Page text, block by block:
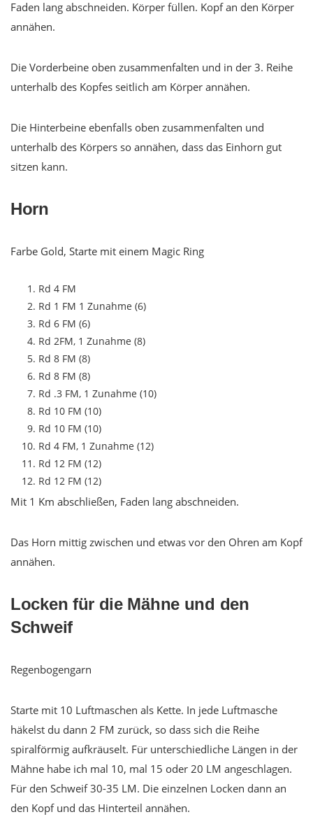
Faden lang abschneiden. Körper füllen. Kopf an den Körper
annähen.
Die Vorderbeine oben zusammenfalten und in der 3. Reihe
unterhalb des Kopfes seitlich am Körper annähen.
Die Hinterbeine ebenfalls oben zusammenfalten und
unterhalb des Körpers so annähen, dass das Einhorn gut
sitzen kann.
Horn
Farbe Gold, Starte mit einem Magic Ring
Rd 4 FM
Rd 1 FM 1 Zunahme (6)
Rd 6 FM (6)
Rd 2FM, 1 Zunahme (8)
Rd 8 FM (8)
Rd 8 FM (8)
Rd .3 FM, 1 Zunahme (10)
Rd 10 FM (10)
Rd 10 FM (10)
Rd 4 FM, 1 Zunahme (12)
Rd 12 FM (12)
Rd 12 FM (12)
Mit 1 Km abschließen, Faden lang abschneiden.
Das Horn mittig zwischen und etwas vor den Ohren am Kopf
annähen.
Locken für die Mähne und den
Schweif
Regenbogengarn
Starte mit 10 Luftmaschen als Kette. In jede Luftmasche
häkelst du dann 2 FM zurück, so dass sich die Reihe
spiralförmig aufkräuselt. Für unterschiedliche Längen in der
Mähne habe ich mal 10, mal 15 oder 20 LM angeschlagen.
Für den Schweif 30-35 LM. Die einzelnen Locken dann an
den Kopf und das Hinterteil annähen.